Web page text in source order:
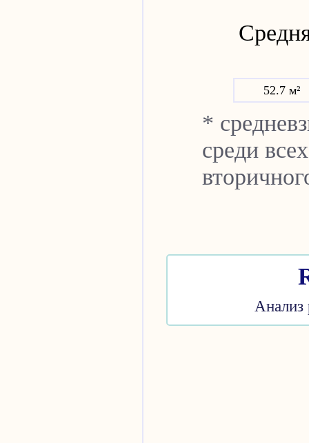
52.7 м²
*
среди
Анализ